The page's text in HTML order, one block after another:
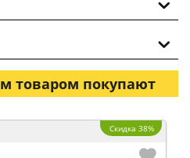
товаром покупают
Скидка 38%